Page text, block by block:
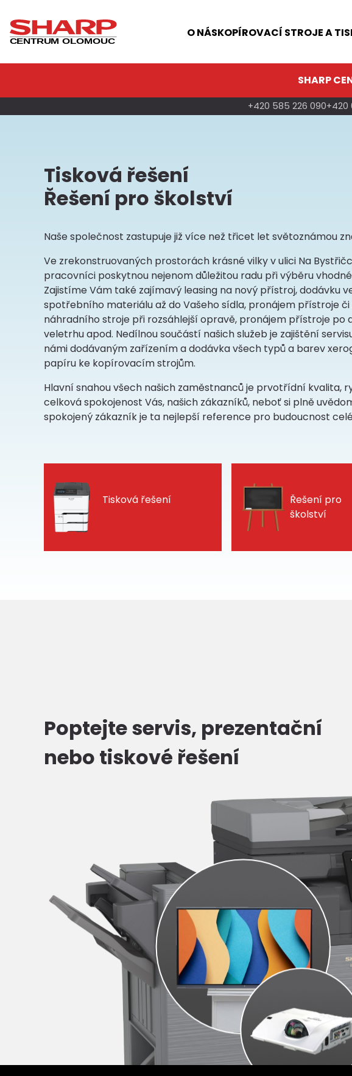
hlavnímu
CENTRUM OLOMOUC
navigace
O NÁSKOPÍROVACÍ STROJE A
SHARP
+420 585 226 090+420
Tisková řešení
Řešení pro školství
Naše společnost zastupuje již více než třicet let světoznámou
Ve zrekonstruovaných prostorách krásné vilky v ulici Na
pracovníci poskytnou nejenom důležitou radu při výběru
Zajistíme Vám také zajímavý leasing na nový přístroj, dodávku
spotřebního materiálu až do Vašeho sídla, pronájem přístroje
náhradního stroje při rozsáhlejší opravě, pronájem přístroje po
veletrhu apod. Nedílnou součástí našich služeb je zajištění
námi dodávaným zařízením a dodávka všech typů a barev
papíru ke kopírovacím strojům.
Hlavní snahou všech našich zaměstnanců je prvotřídní kvalita,
celková spokojenost Vás, našich zákazníků, neboť si plně
spokojený zákazník je ta nejlepší reference pro budoucnost
Tisková řešení
Řešení pro
školství
Poptejte servis, prezentační
nebo tiskové řešení